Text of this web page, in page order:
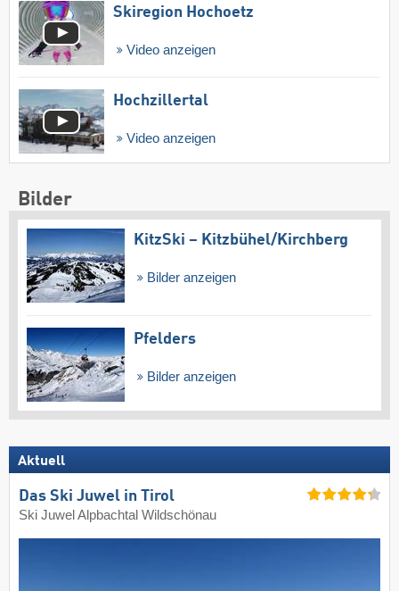
Skiregion Hochoetz
Video anzeigen
Hochzillertal
Video anzeigen
Bilder
KitzSki – Kitzbühel/​Kirchberg
Bilder anzeigen
Pfelders
Bilder anzeigen
Aktuell
Das Ski Juwel in Tirol
Ski Juwel Alpbachtal Wildschönau